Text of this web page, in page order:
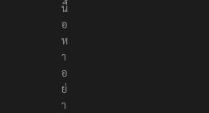
นื้
อ
ห
า
อ
ย่
า